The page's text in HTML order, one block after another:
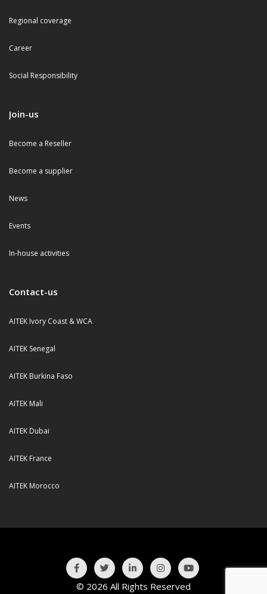
Regional coverage
Career
Social Responsibility
Join-us
Become a Reseller
Become a supplier
News
Events
In-house activities
Contact-us
AITEK Ivory Coast & WCA
AITEK Senegal
AITEK Burkina Faso
AITEK Mali
AITEK Dubai
AITEK France
AITEK Morocco
© 2026 All Rights Reserved